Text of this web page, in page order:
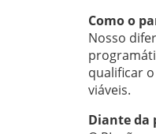
Como o
Nosso
qualificar
viáveis.
Diante da